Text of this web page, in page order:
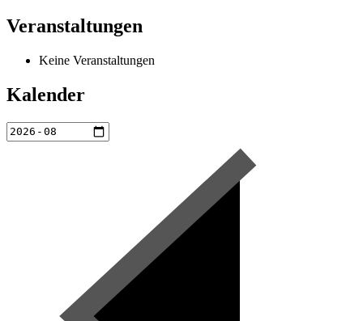
Veranstaltungen
Keine Veranstaltungen
Kalender